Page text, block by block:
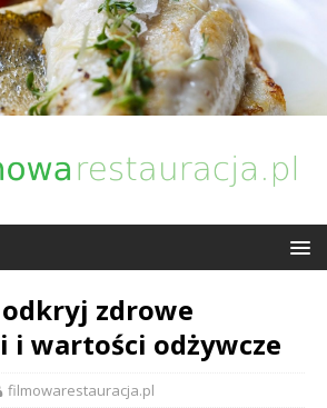
zdrowe
i wartości odżywcze
filmowarestauracja.pl